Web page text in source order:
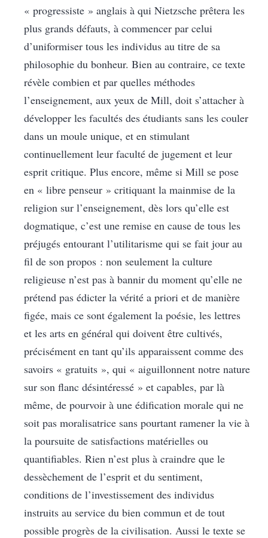
« progressiste » anglais à qui Nietzsche prêtera les
plus grands défauts, à commencer par celui
d’uniformiser tous les individus au titre de sa
philosophie du bonheur. Bien au contraire, ce texte
révèle combien et par quelles méthodes
l’enseignement, aux yeux de Mill, doit s’attacher à
développer les facultés des étudiants sans les couler
dans un moule unique, et en stimulant
continuellement leur faculté de jugement et leur
esprit critique. Plus encore, même si Mill se pose
en « libre penseur » critiquant la mainmise de la
religion sur l’enseignement, dès lors qu’elle est
dogmatique, c’est une remise en cause de tous les
préjugés entourant l’utilitarisme qui se fait jour au
fil de son propos : non seulement la culture
religieuse n’est pas à bannir du moment qu’elle ne
prétend pas édicter la vérité a priori et de manière
figée, mais ce sont également la poésie, les lettres
et les arts en général qui doivent être cultivés,
précisément en tant qu’ils apparaissent comme des
savoirs « gratuits », qui « aiguillonnent notre nature
sur son flanc désintéressé » et capables, par là
même, de pourvoir à une édification morale qui ne
soit pas moralisatrice sans pourtant ramener la vie à
la poursuite de satisfactions matérielles ou
quantifiables. Rien n’est plus à craindre que le
dessèchement de l’esprit et du sentiment,
conditions de l’investissement des individus
instruits au service du bien commun et de tout
possible progrès de la civilisation. Aussi le texte se